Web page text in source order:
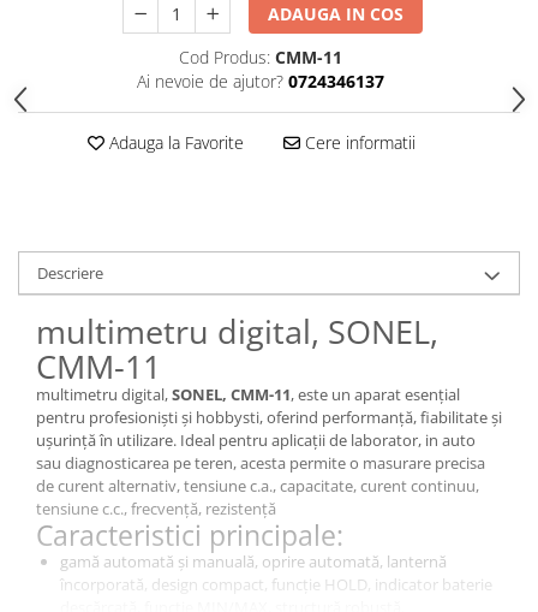
ADAUGA IN COS
Cod Produs: CMM-11
Ai nevoie de ajutor? 0724346137
Adauga la Favorite Cere informatii
Descriere
multimetru digital, SONEL,
CMM-11
multimetru digital,SONEL, CMM-11, este un aparat esențial
pentru profesioniști și hobbysti, oferind performanță, fiabilitate și
ușurință în utilizare. Ideal pentru aplicații de laborator, in auto
sau diagnosticarea pe teren, acesta permite o masurare precisa
de curent alternativ, tensiune c.a., capacitate, curent continuu,
tensiune c.c., frecvență, rezistență
Caracteristici principale:
gamă automată și manuală, oprire automată, lanternă
încorporată, design compact, funcție HOLD, indicator baterie